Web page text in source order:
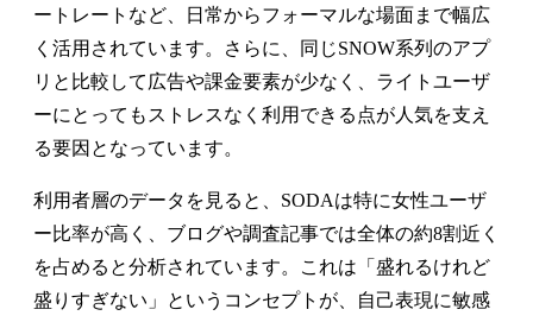
ートレートなど、日常からフォーマルな場面まで幅広
く活用されています。さらに、同じSNOW系列のアプ
リと比較して広告や課金要素が少なく、ライトユーザ
ーにとってもストレスなく利用できる点が人気を支え
る要因となっています。
利用者層のデータを見ると、SODAは特に女性ユーザ
ー比率が高く、ブログや調査記事では全体の約8割近く
を占めると分析されています。これは「盛れるけれど
盛りすぎない」というコンセプトが、自己表現に敏感